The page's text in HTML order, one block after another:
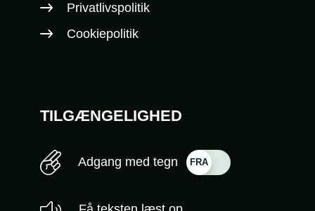
Privatlivspolitik
Cookiepolitik
TILGÆNGELIGHED
Adgang med tegn